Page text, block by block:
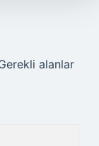
alanlar